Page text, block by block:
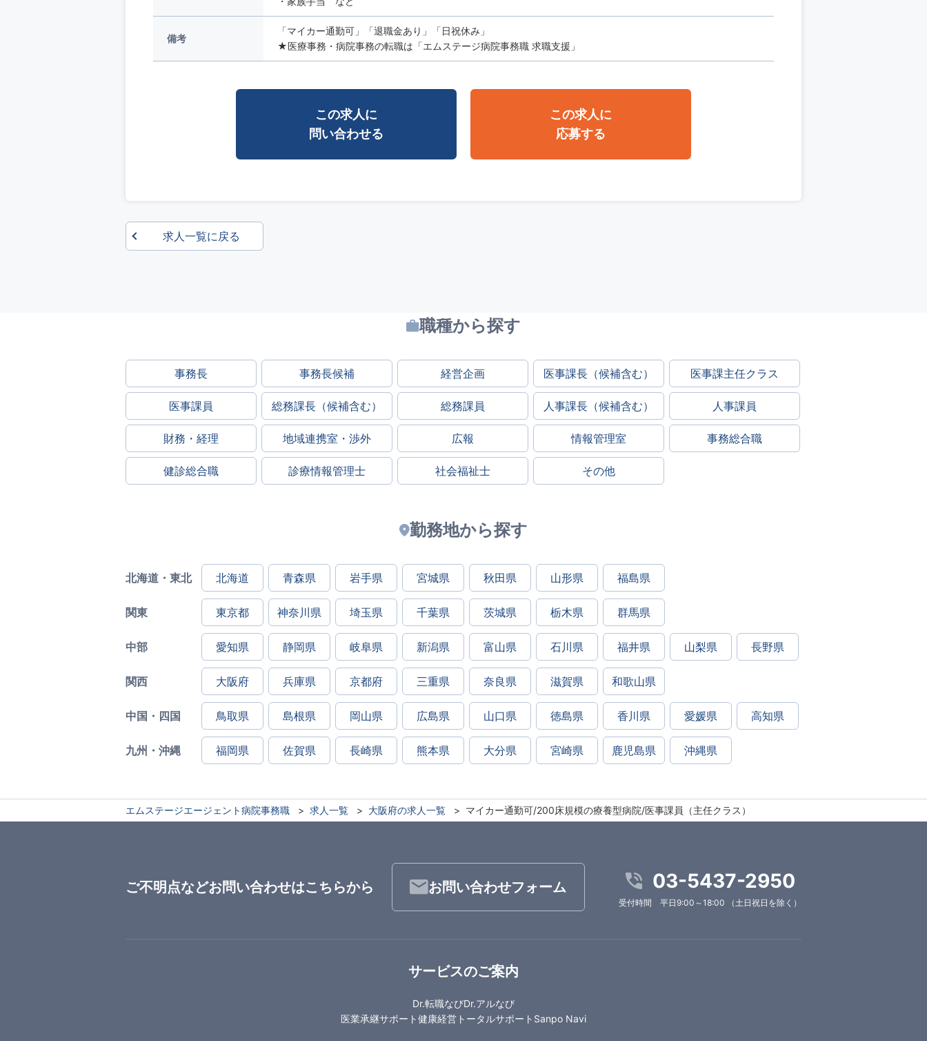
備考
「マイカー通勤可」「退職金あり」「日祝休み」
★医療事務・病院事務の転職は「エムステージ病院事務職 求職支援」
この求人に
問い合わせる
この求人に
応募する
求人一覧に戻る
職種から探す
事務長 事務長候補 経営企画 医事課長（候補含む） 医事課主任クラス
医事課員 総務課長（候補含む） 総務課員 人事課長（候補含む） 人事課員
財務・経理 地域連携室・渉外 広報 情報管理室 事務総合職
健診総合職 診療情報管理士 社会福祉士 その他
勤務地から探す
北海道・東北 北海道 青森県 岩手県 宮城県 秋田県 山形県 福島県
関東 東京都 神奈川県 埼玉県 千葉県 茨城県 栃木県 群馬県
中部 愛知県 静岡県 岐阜県 新潟県 富山県 石川県 福井県 山梨県 長野県
関西 大阪府 兵庫県 京都府 三重県 奈良県 滋賀県 和歌山県
中国・四国 鳥取県 島根県 岡山県 広島県 山口県 徳島県 香川県 愛媛県 高知県
九州・沖縄 福岡県 佐賀県 長崎県 熊本県 大分県 宮崎県 鹿児島県 沖縄県
エムステージエージェント病院事務職 求人一覧 大阪府の求人一覧 マイカー通勤可/200床規模の療養型病院/医事課員（主任クラス）
ご不明点などお問い合わせはこちらから お問い合わせフォーム 03-5437-2950
受付時間 平日9:00～18:00 （土日祝日を除く）
サービスのご案内
Dr.転職なびDr.アルなび
医業承継サポート健康経営トータルサポート Sanpo Navi